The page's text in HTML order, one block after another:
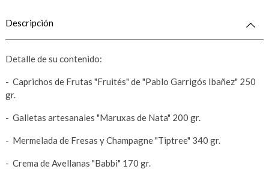
Descripción
Detalle de su contenido:
- Caprichos de Frutas "Fruités" de "Pablo Garrigós Ibañez" 250
gr.
- Galletas artesanales "Maruxas de Nata" 200 gr.
- Mermelada de Fresas y Champagne "Tiptree" 340 gr.
- Crema de Avellanas "Babbi" 170 gr.